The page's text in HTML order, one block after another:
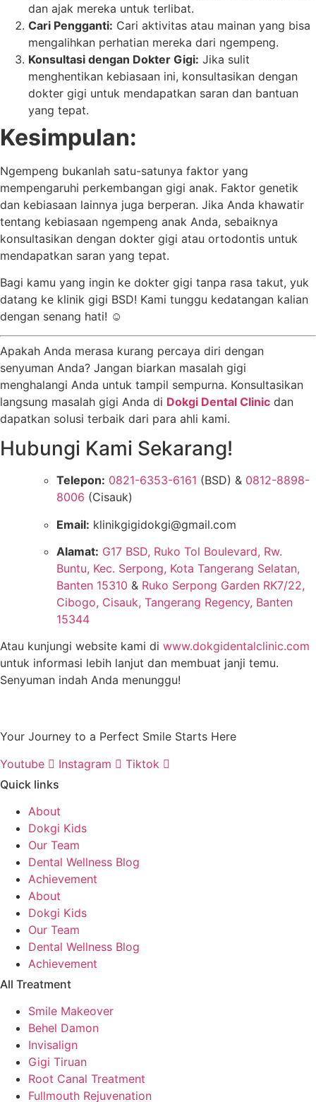
dan ajak mereka untuk terlibat.
Cari Pengganti: Cari aktivitas atau mainan yang bisa
mengalihkan perhatian mereka dari ngempeng.
Konsultasi dengan Dokter Gigi: Jika sulit
menghentikan kebiasaan ini, konsultasikan dengan
dokter gigi untuk mendapatkan saran dan bantuan
yang tepat.
Kesimpulan:
Ngempeng bukanlah satu-satunya faktor yang
mempengaruhi perkembangan gigi anak. Faktor genetik
dan kebiasaan lainnya juga berperan. Jika Anda khawatir
tentang kebiasaan ngempeng anak Anda, sebaiknya
konsultasikan dengan dokter gigi atau ortodontis untuk
mendapatkan saran yang tepat.
Bagi kamu yang ingin ke dokter gigi tanpa rasa takut, yuk
datang ke klinik gigi BSD! Kami tunggu kedatangan kalian
dengan senang hati! ☺️
Apakah Anda merasa kurang percaya diri dengan
senyuman Anda? Jangan biarkan masalah gigi
menghalangi Anda untuk tampil sempurna. Konsultasikan
langsung masalah gigi Anda di Dokgi Dental Clinic dan
dapatkan solusi terbaik dari para ahli kami.
Hubungi Kami Sekarang!
Telepon: 0821-6353-6161 (BSD) & 0812-8898-
8006 (Cisauk)
Email: klinikgigidokgi@gmail.com
Alamat: G17 BSD, Ruko Tol Boulevard, Rw.
Buntu, Kec. Serpong, Kota Tangerang Selatan,
Banten 15310 & Ruko Serpong Garden RK7/22,
Cibogo, Cisauk, Tangerang Regency, Banten
15344
Atau kunjungi website kami di www.dokgidentalclinic.com
untuk informasi lebih lanjut dan membuat janji temu.
Senyuman indah Anda menunggu!
Your Journey to a Perfect Smile Starts Here
Youtube
Instagram
Tiktok
Quick links
About
Dokgi Kids
Our Team
Dental Wellness Blog
Achievement
About
Dokgi Kids
Our Team
Dental Wellness Blog
Achievement
All Treatment
Smile Makeover
Behel Damon
Invisalign
Gigi Tiruan
Root Canal Treatment
Fullmouth Rejuvenation